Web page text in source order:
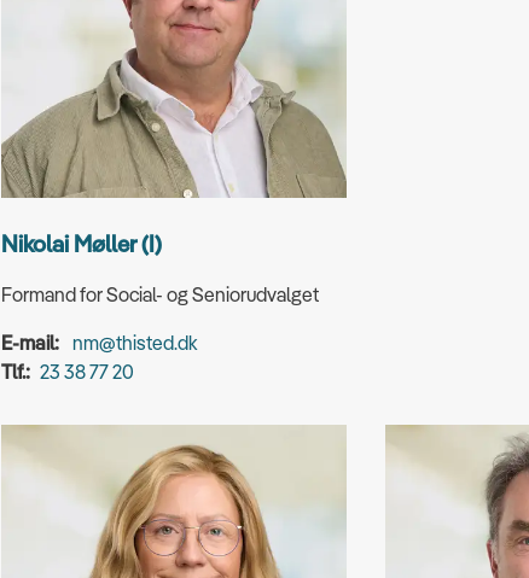
Nikolai Møller (I)
Formand for Social- og Seniorudvalget
E-mail: nm@thisted.dk
Tlf.: 23 38 77 20